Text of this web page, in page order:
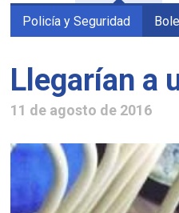
Policía y Seguridad
Llegarían a
11 de agosto de 2016